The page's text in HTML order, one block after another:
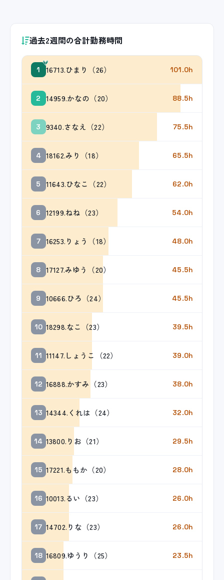
過去2週間の合計勤務時間
1 16713.ひまり（26） 101.0h
2 14959.かなの（20） 88.5h
3 9340.さなえ（22） 75.5h
4 18162.みり（18） 65.5h
5 11643.ひなこ（22） 62.0h
6 12199.ねね（23） 54.0h
7 16253.りょう（18） 48.0h
8 17127.みゆう（20） 45.5h
9 10666.ひろ（24） 45.5h
10 18298.なこ（23） 39.5h
11 11147.しょうこ（22） 39.0h
12 16888.かすみ（23） 38.0h
13 14344.くれは（24） 32.0h
14 13800.りお（21） 29.5h
15 17221.ももか（20） 28.0h
16 10013.るい（23） 26.0h
17 14702.りな（23） 26.0h
18 16809.ゆうり（25） 23.5h